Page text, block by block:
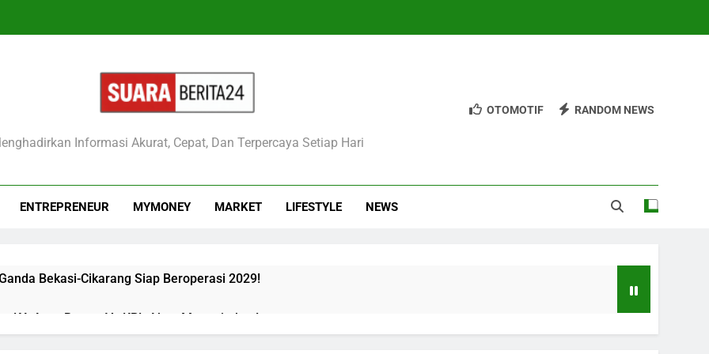
Informasi Akurat, Cepat, Dan Terpercaya Setiap Hari
OTOMOTIF RANDOM NEWS
ENTREPRENEUR MYMONEY MARKET LIFESTYLE NEWS
Bekasi-Cikarang Siap Beroperasi 2029!
KA Argo Bromo Vs KRL Akan Mengejutkan!